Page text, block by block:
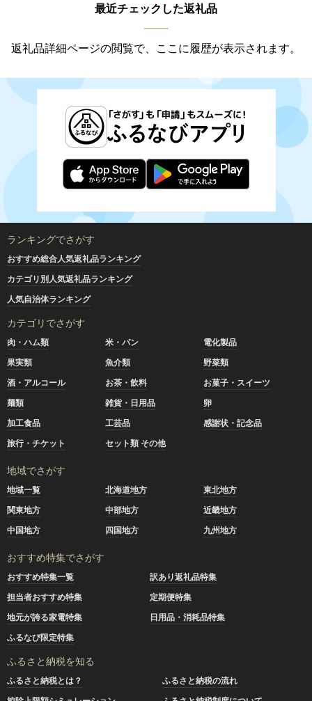
最近チェックした返礼品
返礼品詳細ページの閲覧で、ここに履歴が表示されます。
ランキングでさがす
おすすめ総合人気返礼品ランキング
カテゴリ別人気返礼品ランキング
人気自治体ランキング
カテゴリでさがす
肉・ハム類 米・パン
電化製品
果実類
魚介類
野菜類
酒・アルコール
お茶・飲料
お菓子・スイーツ
麺類
雑貨・日用品
卵
加工食品
工芸品
感謝状・記念品
旅行・チケット
セット類 その他
地域でさがす
地域一覧 北海道地方
東北地方
関東地方
中部地方
近畿地方
中国地方
四国地方 九州地方
おすすめ特集でさがす
おすすめ特集一覧
訳あり返礼品特集
担当者おすすめ特集
定期便特集
地元が誇る家電特集
日用品・消耗品特集
ふるなび限定特集
ふるさと納税を知る
ふるさと納税とは？
ふるさと納税の流れ